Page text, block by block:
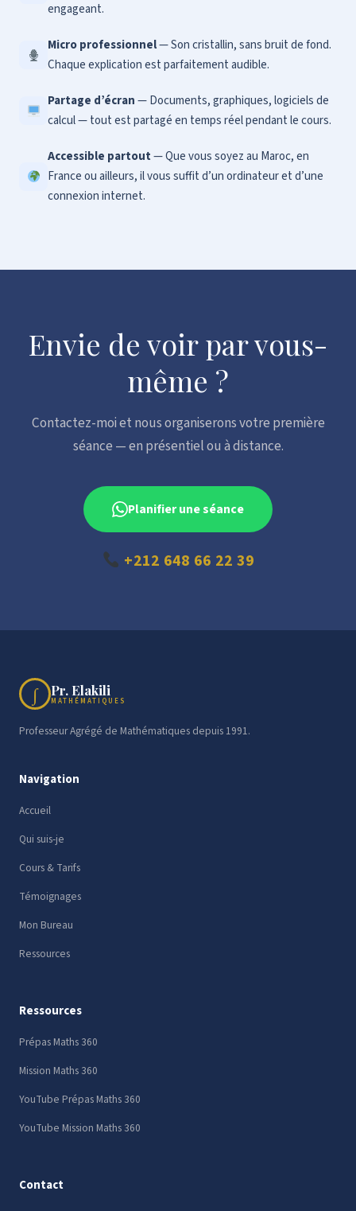
engageant.
Micro professionnel— Son cristallin, sans bruit de fond.
Chaque explication est parfaitement audible.
Partage d’écran— Documents, graphiques, logiciels de
calcul — tout est partagé en temps réel pendant le cours.
Accessible partout— Que vous soyez au Maroc, en
France ou ailleurs, il vous suffit d’un ordinateur et d’une
connexion internet.
Envie de voir par vous-
même ?
Contactez-moi et nous organiserons votre première
séance — en présentiel ou à distance.
Planifier une séance
+212 648 66 22 39
∫ Pr. Elakili
MATHÉMATIQUES
Professeur Agrégé de Mathématiques depuis 1991.
Navigation
Accueil
Qui suis-je
Cours & Tarifs
Témoignages
Mon Bureau
Ressources
Ressources
Prépas Maths 360
Mission Maths 360
YouTube Prépas Maths 360
YouTube Mission Maths 360
Contact